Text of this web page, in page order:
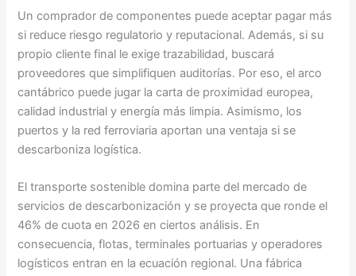
Un comprador de componentes puede aceptar pagar más
si reduce riesgo regulatorio y reputacional. Además, si su
propio cliente final le exige trazabilidad, buscará
proveedores que simplifiquen auditorías. Por eso, el arco
cantábrico puede jugar la carta de proximidad europea,
calidad industrial y energía más limpia. Asimismo, los
puertos y la red ferroviaria aportan una ventaja si se
descarboniza logística.
El transporte sostenible domina parte del mercado de
servicios de descarbonización y se proyecta que ronde el
46% de cuota en 2026 en ciertos análisis. En
consecuencia, flotas, terminales portuarias y operadores
logísticos entran en la ecuación regional. Una fábrica